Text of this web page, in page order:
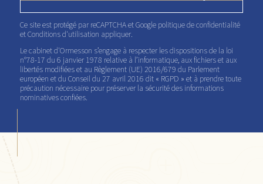
Ce site est protégé par reCAPTCHA et Google politique de confidentialité
etConditions d'utilisation appliquer.
Le cabinet d'Ormesson s’engage à respecter les dispositions de la loi
n°78-17 du 6 janvier 1978 relative à l’informatique, aux fichiers et aux
libertés modifiées et au Règlement (UE) 2016/679 du Parlement
européen et du Conseil du 27 avril 2016 dit « RGPD » et à prendre toute
précaution nécessaire pour préserver la sécurité des informations
nominatives confiées.